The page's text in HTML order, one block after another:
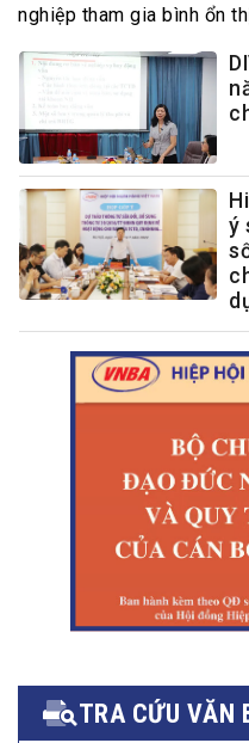
nghiệp tham gia bình ổn
ý
TRA CỨU VĂN